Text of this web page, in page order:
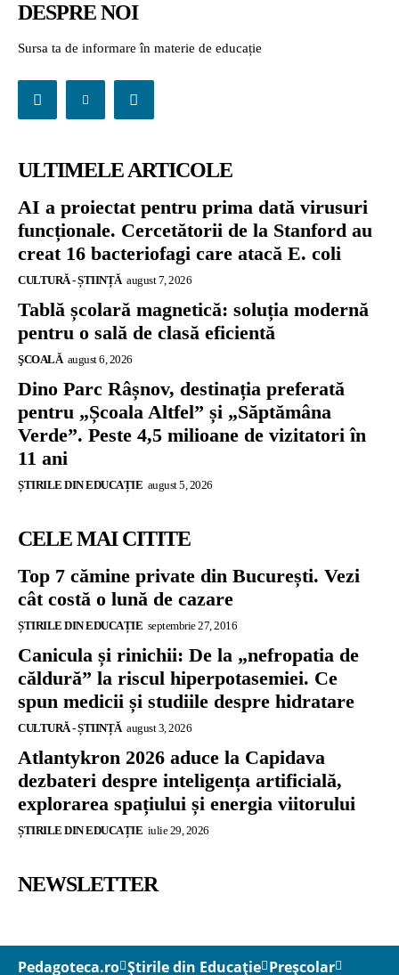
DESPRE NOI
Sursa ta de informare în materie de educație
ULTIMELE ARTICOLE
AI a proiectat pentru prima dată virusuri
funcționale. Cercetătorii de la Stanford au
creat 16 bacteriofagi care atacă E. coli
CULTURĂ - ȘTIINȚĂ august 7, 2026
Tablă școlară magnetică: soluția modernă
pentru o sală de clasă eficientă
ŞCOALĂ august 6, 2026
Dino Parc Râșnov, destinația preferată
pentru „Școala Altfel” și „Săptămâna
Verde”. Peste 4,5 milioane de vizitatori în
11 ani
ȘTIRILE DIN EDUCAȚIE august 5, 2026
CELE MAI CITITE
Top 7 cămine private din București. Vezi
cât costă o lună de cazare
ȘTIRILE DIN EDUCAȚIE septembrie 27, 2016
Canicula și rinichii: De la „nefropatia de
căldură” la riscul hiperpotasemiei. Ce
spun medicii și studiile despre hidratare
CULTURĂ - ȘTIINȚĂ august 3, 2026
Atlantykron 2026 aduce la Capidava
dezbateri despre inteligența artificială,
explorarea spațiului și energia viitorului
ȘTIRILE DIN EDUCAȚIE iulie 29, 2026
NEWSLETTER
Pedagoteca.ro Știrile din Educație Preșcolar